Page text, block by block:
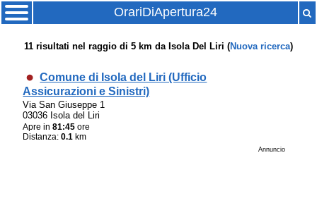
OrariDiApertura24
11 risultati nel raggio di 5 km da Isola Del Liri (Nuova ricerca)
Comune di Isola del Liri (Ufficio
Assicurazioni e Sinistri)
Via San Giuseppe 1
03036 Isola del Liri
Apre in81:45 ore
Distanza:0.1 km
Annuncio